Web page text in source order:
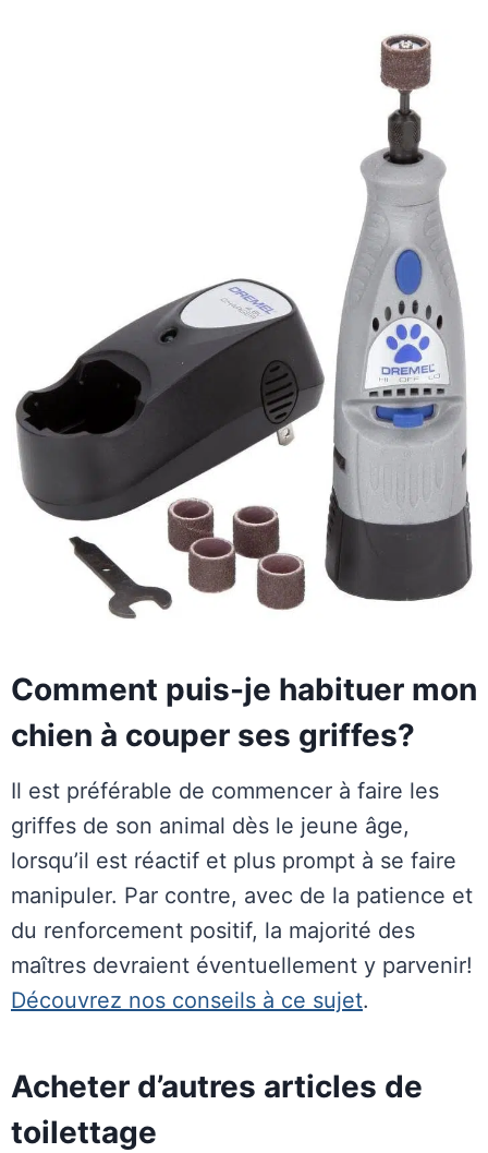
Comment puis-je habituer mon
chien à couper ses griffes?
Il est préférable de commencer à faire les
griffes de son animal dès le jeune âge,
lorsqu’il est réactif et plus prompt à se faire
manipuler. Par contre, avec de la patience et
du renforcement positif, la majorité des
maîtres devraient éventuellement y parvenir!
Découvrez nos conseils à ce sujet.
Acheter d’autres articles de
toilettage